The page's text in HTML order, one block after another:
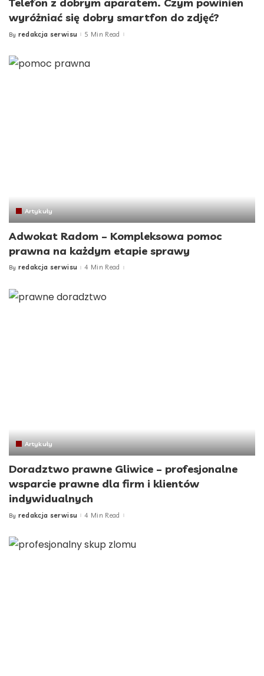
Telefon z dobrym aparatem. Czym powinien
wyróżniać się dobry smartfon do zdjęć?
Posted
By redakcja serwisu 5 Min Read
Artykuły
Adwokat Radom – Kompleksowa pomoc
prawna na każdym etapie sprawy
Posted
By redakcja serwisu 4 Min Read
Artykuły
Doradztwo prawne Gliwice – profesjonalne
wsparcie prawne dla firm i klientów
indywidualnych
Posted
By redakcja serwisu 4 Min Read